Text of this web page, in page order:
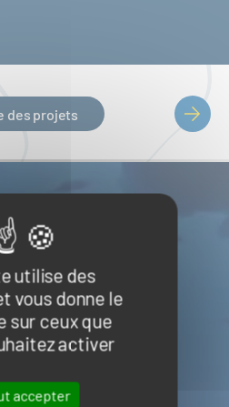
utilise des
vous donne le
sur ceux que
activer
accepter
des projets
maritimes
et minérales marines
marines
marins
logistique